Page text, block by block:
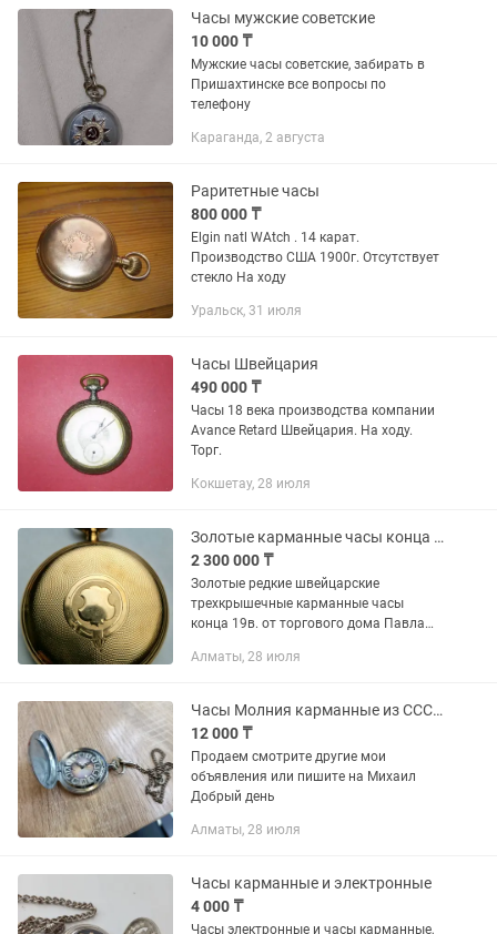
Часы мужские советские
10 000 ₸
Мужские часы советские, забирать в
Пришахтинске все вопросы по
телефону
Караганда, 2 августа
Раритетные часы
800 000 ₸
Elgin natl WAtch . 14 карат.
Производство США 1900г. Отсутствует
стекло На ходу
Уральск, 31 июля
Часы Швейцария
490 000 ₸
Часы 18 века производства компании
Avance Retard Швейцария. На ходу.
Торг.
Кокшетау, 28 июля
Золотые карманные часы конца 19 в.
2 300 000 ₸
Золотые редкие швейцарские
трехкрышечные карманные часы
конца 19в. от торгового дома Павла
Футляр из золота 585 пробы, весом
Общий вес...
Алматы, 28 июля
Часы Молния карманные из СССР редкая модель
12 000 ₸
Продаем смотрите другие мои
объявления или пишите на Михаил
Добрый день
Алматы, 28 июля
Часы карманные и электронные
4 000 ₸
Часы электронные и часы карманные,